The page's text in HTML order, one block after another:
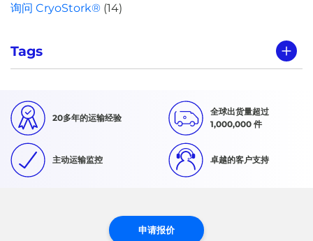
询问 CryoStork® (14)
Tags
20多年的运输经验
全球出货量超过
1,000,000 件
主动运输监控 卓越的客户支持
申请报价